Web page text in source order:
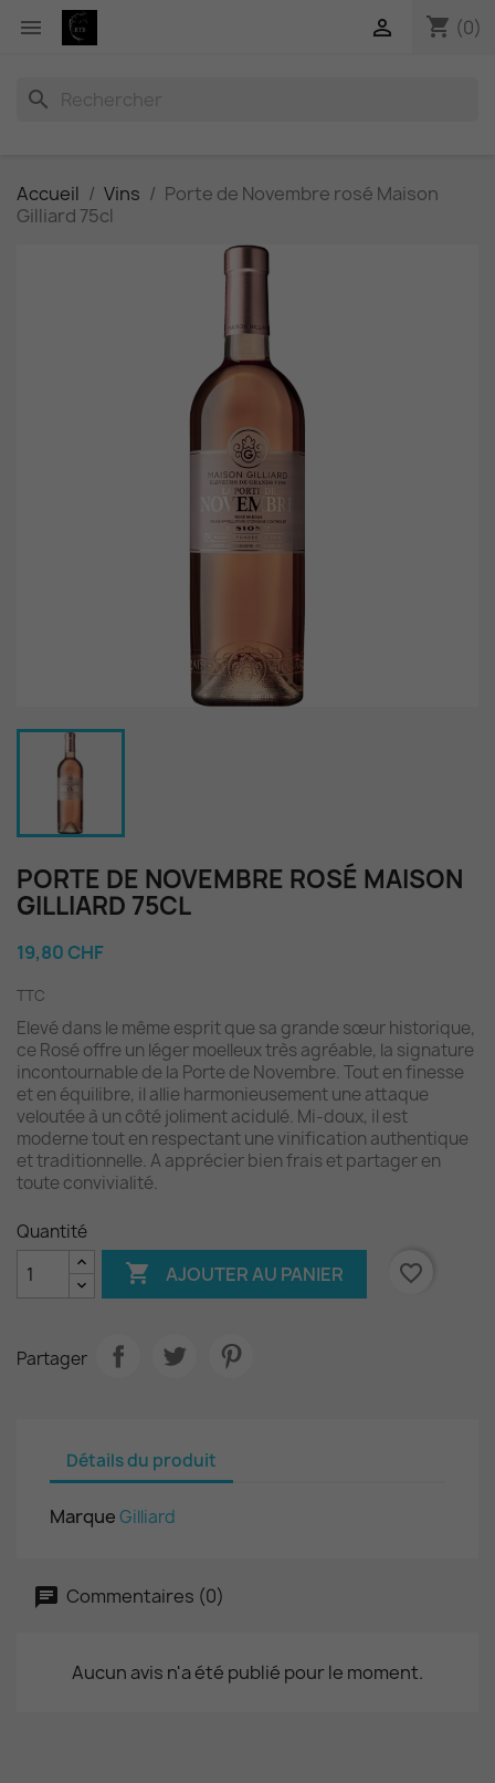
 shopping_cart (0)

search
Accueil Vins
Porte de Novembre rosé Maison
Gilliard 75cl
PORTE DE NOVEMBRE ROSÉ MAISON
GILLIARD 75CL
19,80 CHF
TTC
Elevé dans le même esprit que sa grande sœur historique,
ce Rosé offre un léger moelleux très agréable, la signature
incontournable de la Porte de Novembre. Tout en finesse
et en équilibre, il allie harmonieusement une attaque
veloutée à un côté joliment acidulé. Mi-doux, il est
moderne tout en respectant une vinification authentique
et traditionnelle. A apprécier bien frais et partager en
toute convivialité.
Quantité
 AJOUTER AU PANIER favorite_border
Partager
Détails du produit
MarqueGilliard
Commentaires (0)
Aucun avis n'a été publié pour le moment.